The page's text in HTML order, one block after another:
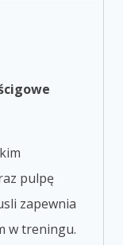
pulpę
zapewnia
w treningu.